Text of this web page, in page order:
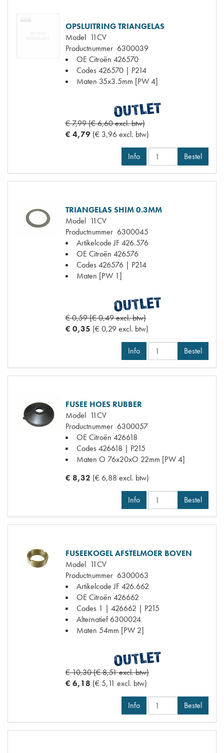
OPSLUITRING TRIANGELAS
Model 11CV
Productnummer 6300039
OE Citroën 426570
Codes426570 | P214
Maten 35x3.5mm [PW 4]
€ 7,99 (€ 6,60 excl. btw)
€ 4,79 (€ 3,96 excl. btw)
Info Bestel
TRIANGELAS SHIM 0.3MM
Model 11CV
Productnummer 6300045
Artikelcode JF426.576
OE Citroën 426576
Codes426576 | P214
Maten [PW 1]
€ 0,59 (€ 0,49 excl. btw)
€ 0,35 (€ 0,29 excl. btw)
Info Bestel
FUSEE HOES RUBBER
Model 11CV
Productnummer 6300057
OE Citroën 426618
Codes426618 | P215
Maten O 76x20xO 22mm [PW 4]
€ 8,32 (€ 6,88 excl. btw)
Info Bestel
FUSEEKOGEL AFSTELMOER BOVEN
Model 11CV
Productnummer 6300063
Artikelcode JF426.662
OE Citroën 426662
Codes 1 | 426662 | P215
Alternatief 6300024
Maten 54mm [PW 2]
€ 10,30 (€ 8,51 excl. btw)
€ 6,18 (€ 5,11 excl. btw)
Info Bestel